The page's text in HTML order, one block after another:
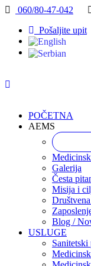
060/80-47-042
Pošaljite upit
POČETNA
AEMS
Galerija
Česta
Misija i
Blog /
USLUGE
Sanitetski